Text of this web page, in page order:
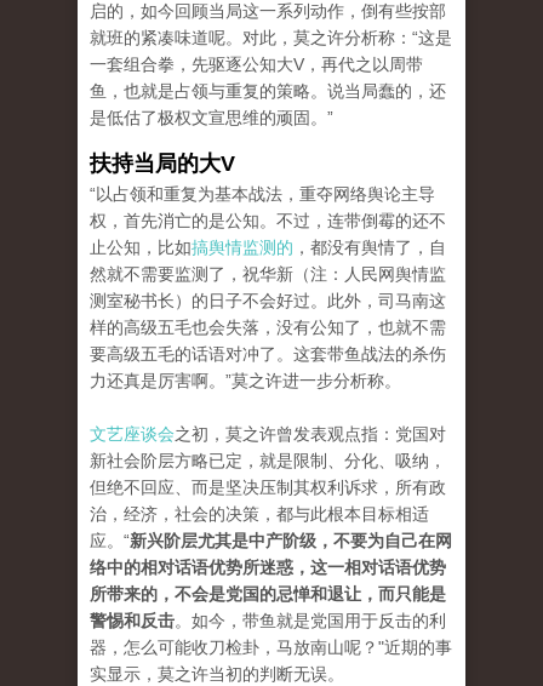
启的，如今回顾当局这一系列动作，倒有些按部
就班的紧凑味道呢。对此，莫之许分析称：“这是
一套组合拳，先驱逐公知大V，再代之以周带
鱼，也就是占领与重复的策略。说当局蠢的，还
是低估了极权文宣思维的顽固。”
扶持当局的大V
“以占领和重复为基本战法，重夺网络舆论主导
权，首先消亡的是公知。不过，连带倒霉的还不
止公知，比如搞舆情监测的 ，都没有舆情了，自
然就不需要监测了，祝华新（注：人民网舆情监
测室秘书长）的日子不会好过。此外，司马南这
样的高级五毛也会失落，没有公知了，也就不需
要高级五毛的话语对冲了。这套带鱼战法的杀伤
力还真是厉害啊。”莫之许进一步分析称。
文艺座谈会之初，莫之许曾发表观点指：党国对
新社会阶层方略已定，就是限制、分化、吸纳，
但绝不回应、而是坚决压制其权利诉求，所有政
治，经济，社会的决策，都与此根本目标相适
应。“新兴阶层尤其是中产阶级，不要为自己在网
络中的相对话语优势所迷惑，这一相对话语优势
所带来的，不会是党国的忌惮和退让，而只能是
警惕和反击。如今，带鱼就是党国用于反击的利
器，怎么可能收刀检卦，马放南山呢？"近期的事
实显示，莫之许当初的判断无误。